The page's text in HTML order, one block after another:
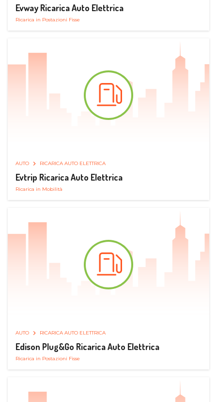
Evway Ricarica Auto Elettrica
Ricarica in Postazioni Fisse
AUTO RICARICA AUTO ELETTRICA
Evtrip Ricarica Auto Elettrica
Ricarica in Mobilità
AUTO RICARICA AUTO ELETTRICA
Edison Plug&Go Ricarica Auto Elettrica
Ricarica in Postazioni Fisse